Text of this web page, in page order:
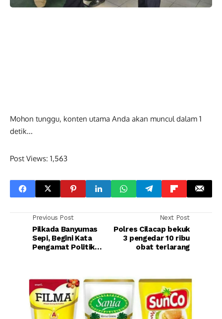
Mohon tunggu, konten utama Anda akan muncul dalam 0
detik...
Post Views: 1,563
Previous Post
Pilkada Banyumas
Sepi, Begini Kata
Pengamat Politik
Next Post
Polres Cilacap bekuk
3 pengedar 10 ribu
obat terlarang